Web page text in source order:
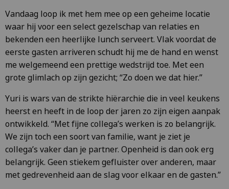
Vandaag loop ik met hem mee op een geheime locatie
waar hij voor een select gezelschap van relaties en
bekenden een heerlijke lunch serveert. Vlak voordat de
eerste gasten arriveren schudt hij me de hand en wenst
me welgemeend een prettige wedstrijd toe. Met een
grote glimlach op zijn gezicht; “Zo doen we dat hier.”
Yuri is wars van de strikte hiërarchie die in veel keukens
heerst en heeft in de loop der jaren zo zijn eigen aanpak
ontwikkeld. “Met fijne collega’s werken is zo belangrijk.
We zijn toch een soort van familie, want je ziet je
collega’s vaker dan je partner. Openheid is dan ook erg
belangrijk. Geen stiekem gefluister over anderen, maar
met gedrevenheid aan de slag voor elkaar en de gasten.”